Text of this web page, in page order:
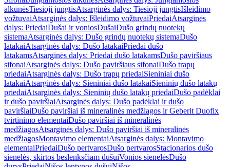
alkūnėsTiesioji jungtisAtsarginės dalys: Tiesioji jungtisIšleidimo
vožtuvaiAtsarginės dalys: Išleidimo vožtuvaiPriedaiAtsarginės
dalys: PriedaiDušai ir voniosDušaiDušo grindų nuotekų
sistemaAtsarginės dalys: Dušo grindų nuotekų sistemaDušo
latakaiAtsarginės dalys: Dušo latakaiPriedai dušo
latakamsAtsarginės dalys: Priedai dušo latakamsDušo paviršiaus
sifonaiAtsarginės dalys: Dušo paviršiaus sifonaiDušo trapų
priedaiAtsarginės dalys: Dušo trapų priedaiSieniniai dušo
latakaiAtsarginės dalys: Sieniniai dušo latakaiSieninių dušo latakų
priedaiAtsarginės dalys: Sieninių dušo latakų priedaiDušo padėklai
ir dušo paviršiaiAtsarginės dalys: Dušo padėklai ir dušo
paviršiaiDušo paviršiai iš mineralinės medžiagos ir Geberit Duofix
tvirtinimo elementaiDušo paviršiai iš mineralinės
medžiagosAtsarginės dalys: Dušo paviršiai iš mineralinės
medžiagosMontavimo elementaiAtsarginės dalys: Montavimo
elementaiPriedaiDušo pertvarosDušo pertvarosStacionarios dušo
sienelės, skirtos beslenksčiam dušuiVonios sienelėsDušo